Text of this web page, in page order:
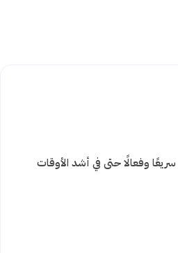
تبريدًا سريعًا وفعالًا حتى في أشد الأوقات